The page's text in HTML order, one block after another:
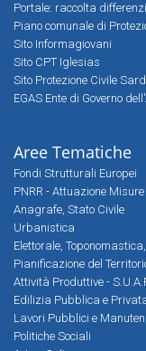
Portale: raccolta
Piano comunale di
Sito Informagiovani
Sito CPT Iglesias
Sito Protezione Civile
EGAS Ente di Governo
Aree Tematiche
Fondi Strutturali Europei
PNRR - Attuazione Misure
Anagrafe, Stato Civile
Urbanistica
Elettorale,
Pianificazione del
Attività Produttive -
Edilizia Pubblica e
Lavori Pubblici e
Politiche Sociali